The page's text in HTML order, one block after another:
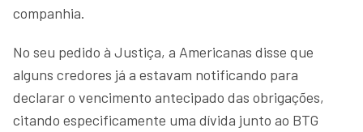
companhia.
No seu pedido à Justiça, a Americanas disse que
alguns credores já a estavam notificando para
declarar o vencimento antecipado das obrigações,
citando especificamente uma dívida junto ao BTG